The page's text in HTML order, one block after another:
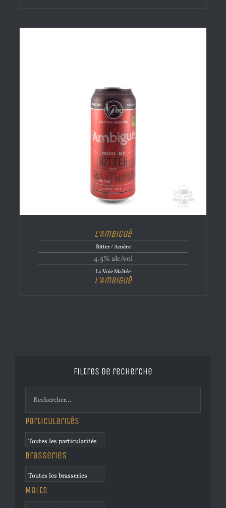
L’Ambiguë
Bitter / Amère
4.5% alc/vol
La Voie Maltée
L’Ambiguë
Filtres de recherche
Particularités
Brasseries
Malts